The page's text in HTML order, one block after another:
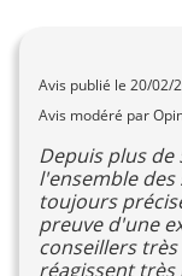
Avis publié le 20/02/
Avis modéré par
Depuis plus de
l'ensemble
toujours
preuve d'une
conseillers
réagissent